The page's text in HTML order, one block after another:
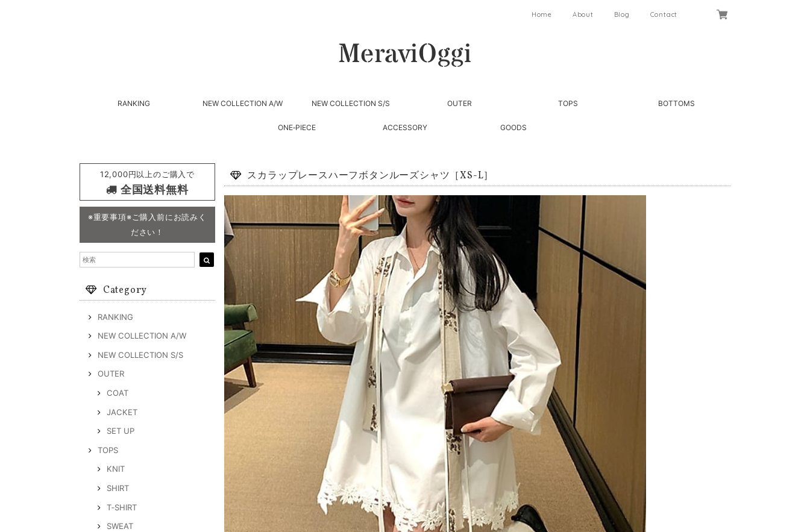
Home About Blog Contact
RANKING NEW COLLECTION A/W NEW COLLECTION S/S OUTER TOPS BOTTOMS
ONE‐PIECE ACCESSORY GOODS
12,000円以上のご購入で
全国送料無料
※重要事項※ご購入前にお読みく
ださい！
Category
RANKING
NEW COLLECTION A/W
NEW COLLECTION S/S
OUTER
COAT
JACKET
SET UP
TOPS
KNIT
SHIRT
T‐SHIRT
SWEAT
スカラップレースハーフボタンルーズシャツ［XS-L］